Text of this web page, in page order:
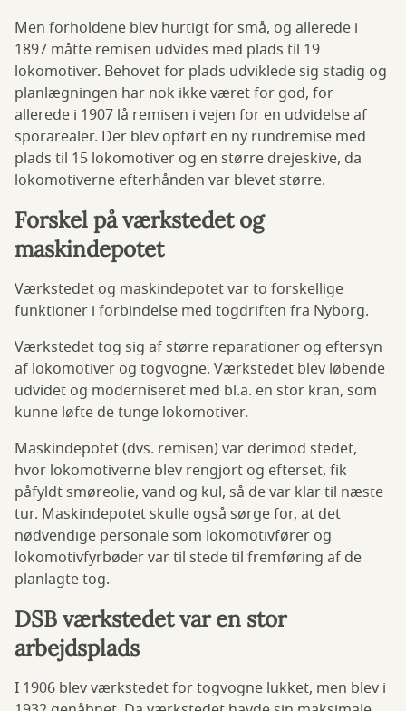
Men forholdene blev hurtigt for små, og allerede i
1897 måtte remisen udvides med plads til 19
lokomotiver. Behovet for plads udviklede sig stadig og
planlægningen har nok ikke været for god, for
allerede i 1907 lå remisen i vejen for en udvidelse af
sporarealer. Der blev opført en ny rundremise med
plads til 15 lokomotiver og en større drejeskive, da
lokomotiverne efterhånden var blevet større.
Forskel på værkstedet og
maskindepotet
Værkstedet og maskindepotet var to forskellige
funktioner i forbindelse med togdriften fra Nyborg.
Værkstedet tog sig af større reparationer og eftersyn
af lokomotiver og togvogne. Værkstedet blev løbende
udvidet og moderniseret med bl.a. en stor kran, som
kunne løfte de tunge lokomotiver.
Maskindepotet (dvs. remisen) var derimod stedet,
hvor lokomotiverne blev rengjort og efterset, fik
påfyldt smøreolie, vand og kul, så de var klar til næste
tur. Maskindepotet skulle også sørge for, at det
nødvendige personale som lokomotivfører og
lokomotivfyrbøder var til stede til fremføring af de
planlagte tog.
DSB værkstedet var en stor
arbejdsplads
I 1906 blev værkstedet for togvogne lukket, men blev i